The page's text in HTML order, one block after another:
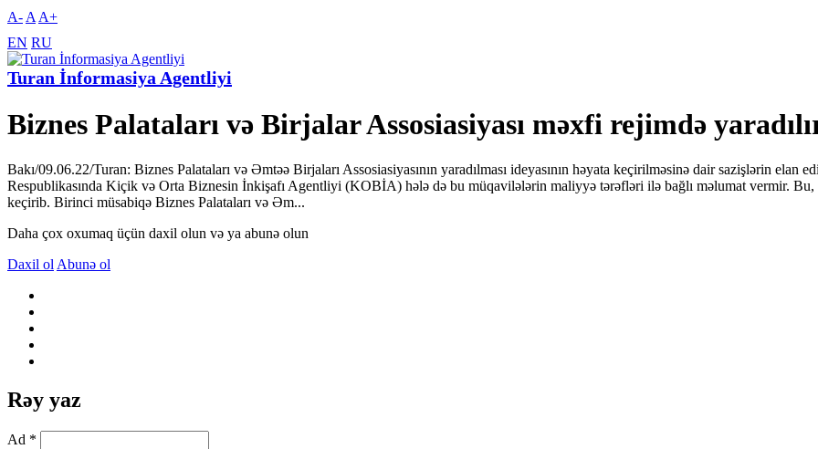
A- A A+
EN RU
Turan İnformasiya Agentliyi
Biznes Palataları və Birjalar Assosiasiyası məxfi rejimdə
Bakı/09.06.22/Turan: Biznes Palataları və Əmtəə Birjaları Assosiasiyasının yaradılması ideyasının həyata keçirilməsinə dair sazişlərin
Respublikasında Kiçik və Orta Biznesin İnkişafı Agentliyi (KOBİA) hələ də bu müqavilələrin maliyyə tərəfləri ilə bağlı məlumat vermir.
keçirib. Birinci müsabiqə Biznes Palataları və Əm...
Daha çox oxumaq üçün daxil olun və ya abunə olun
Daxil ol Abunə ol
Rəy yaz
Ad *